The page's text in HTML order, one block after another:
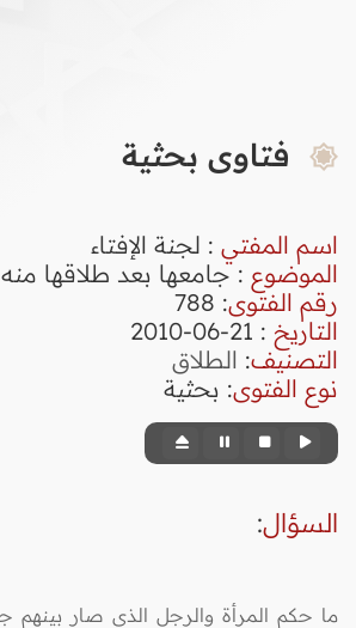
فتاوى بحثية
اسم المفتي : لجنة الإفتاء
الموضوع : جامعها بعد طلاقها منه
رقم الفتوى:
788
التاريخ : 21-06-2010
التصنيف: الطلاق
نوع الفتوى: بحثية
السؤال:
ما حكم المرأة والرجل الذي صار